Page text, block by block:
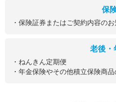
保
・保険証券またはご契約内容の
老後・
・ねんきん定期便
・年金保険やその他積立保険商